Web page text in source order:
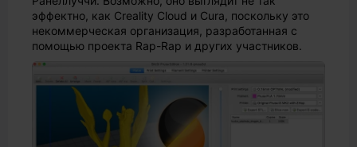
эффектно, как Creality Cloud и Cura, поскольку это
некоммерческая организация, разработанная с
помощью проекта Rap-Rap и других участников.